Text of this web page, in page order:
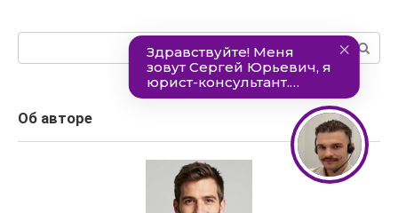
Об авторе